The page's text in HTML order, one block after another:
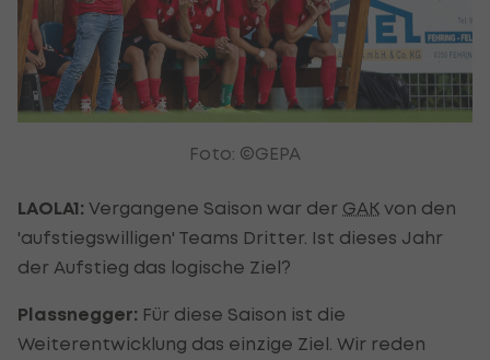
Foto: ©GEPA
LAOLA1: Vergangene Saison war der GAK von den
'aufstiegswilligen' Teams Dritter. Ist dieses Jahr
der Aufstieg das logische Ziel?
Plassnegger: Für diese Saison ist die
Weiterentwicklung das einzige Ziel. Wir reden